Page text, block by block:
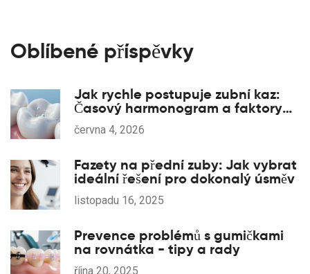
Oblíbené příspěvky
Jak rychle postupuje zubní kaz:
Časový harmonogram a faktory
rizika
června 4, 2026
Fazety na přední zuby: Jak vybrat
ideální řešení pro dokonalý úsměv
listopadu 16, 2025
Prevence problémů s gumičkami
na rovnátka - tipy a rady
října 20, 2025